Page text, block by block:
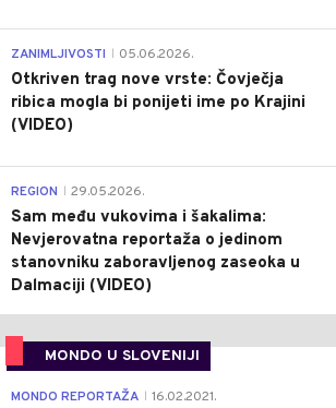
ZANIMLJIVOSTI 05.06.2026.
Otkriven trag nove vrste: Čovječja
ribica mogla bi ponijeti ime po Krajini
(VIDEO)
REGION 29.05.2026.
Sam među vukovima i šakalima:
Nevjerovatna reportaža o jedinom
stanovniku zaboravljenog zaseoka u
Dalmaciji (VIDEO)
MONDO U SLOVENIJI
MONDO REPORTAŽA 16.02.2021.